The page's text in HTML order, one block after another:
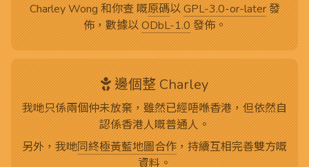
Charley Wong 和你查 嘅原碼以GPL-3.0-or-later發
佈，數據以ODbL-1.0發佈。
邊個整 Charley
我哋只係兩個仲未放棄，雖然已經唔喺香港，但依然自
認係香港人嘅普通人。
另外，我哋同終極黃藍地圖合作，持續互相完善雙方嘅
資料。